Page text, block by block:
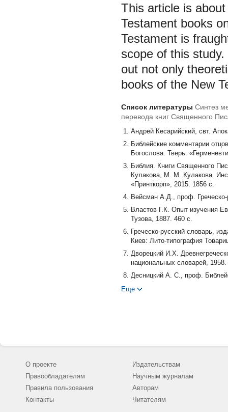
This article is
Testament books
Testament is
scope of this
out not only
books of the New
Список литературы Синтез
перевода книг Священного
Андрей Кесарийский, свт.
Библейские комментарии
Богослова. Тверь:
Библия. Книги Священного
Кулакова, М. М. Кулакова.
«Принткорп», 2015. 1856 с.
Вейсман А.Д., проф.
Властов Г.К. Опыт изучения
Тузова, 1887. 460 с.
Греческо-русский словарь,
Киев: Лито-типография
Дворецкий И.Х.
национальных словарей,
Десницкий А. С., проф.
2003. 426 с.
Иоанн Кронштадтский, прав.
Издательство «Локид-Пресс»,
Кассиан (Безобразов), еп.
Мень А, прот. Читая
Еще
О проекте
Правообладателям
Правила пользования
Контакты
Издательствам
Научным журналам
Авторам
Читателям